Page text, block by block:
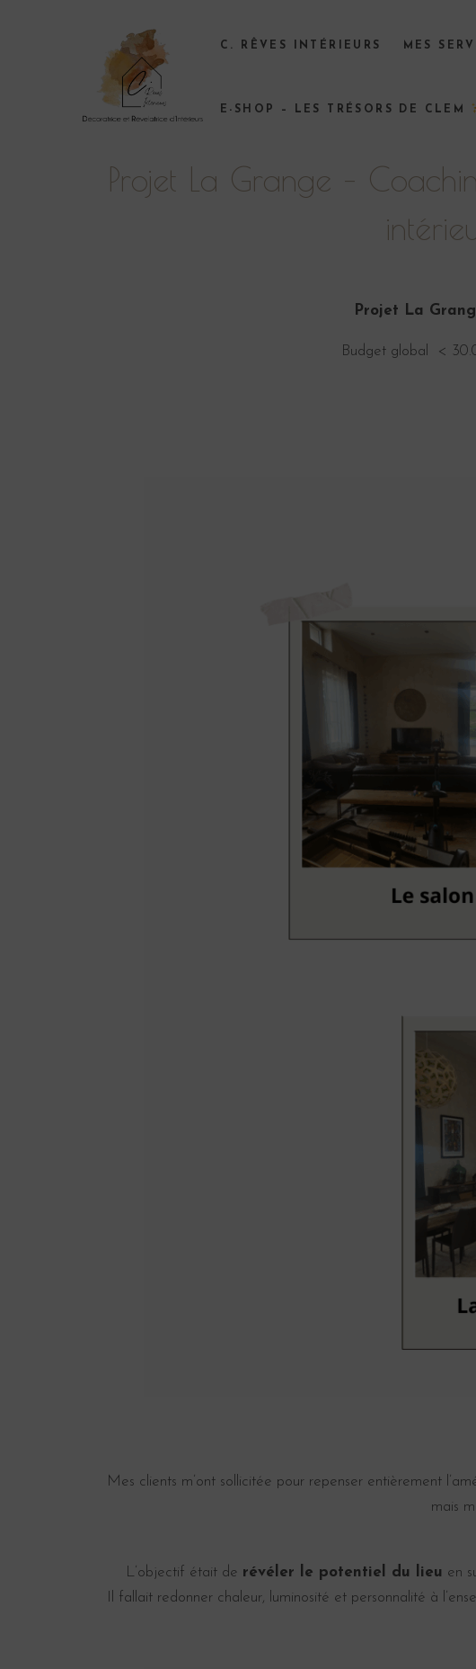
C. RÊVES INTÉRIEURS MES
E-SHOP – LES TRÉSORS DE CLEM
Projet La Grange –
Projet La
Budget global <
Mes clients m’ont sollicitée pour repenser entièrement
mais
L’objectif était de révéler le potentiel du lieu en
Il fallait redonner chaleur, luminosité et personnalité à